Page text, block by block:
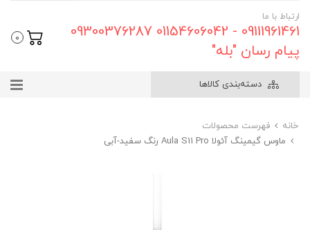
ارتباط با ما
09111961461 - 01154606042 09300376287
پیام رسان "بله"
0
دسته‌بندی کالاها
خانه
فهرست محصولات
ماوس گیمینگ آئولا Aula S11 Pro رنگ سفید-آبی